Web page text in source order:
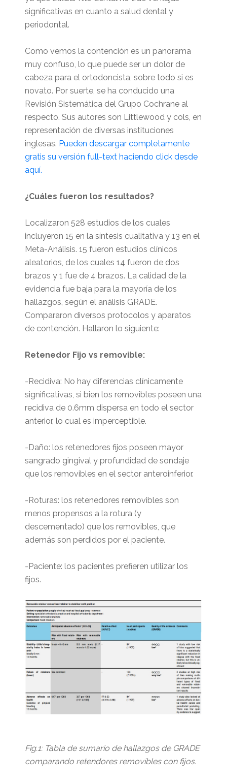
significativas en cuanto a salud dental y
periodontal.
Como vemos la contención es un panorama
muy confuso, lo que puede ser un dolor de
cabeza para el ortodoncista, sobre todo si es
novato. Por suerte, se ha conducido una
Revisión Sistemática del Grupo Cochrane al
respecto. Sus autores son Littlewood y cols, en
representación de diversas instituciones
inglesas. Pueden descargar completamente
gratis su versión full-text haciendo click desde
aquí.
¿Cuáles fueron los resultados?
Localizaron 528 estudios de los cuales
incluyeron 15 en la síntesis cualitativa y 13 en el
Meta-Análisis. 15 fueron estudios clínicos
aleatorios, de los cuales 14 fueron de dos
brazos y 1 fue de 4 brazos. La calidad de la
evidencia fue baja para la mayoría de los
hallazgos, según el análisis GRADE.
Compararon diversos protocolos y aparatos
de contención. Hallaron lo siguiente:
Retenedor Fijo vs removible:
-Recidiva: No hay diferencias clínicamente
significativas, si bien los removibles poseen una
recidiva de 0.6mm dispersa en todo el sector
anterior, lo cual es imperceptible.
-Daño: los retenedores fijos poseen mayor
sangrado gingival y profundidad de sondaje
que los removibles en el sector anteroinferior.
-Roturas: los retenedores removibles son
menos propensos a la rotura (y
descementado) que los removibles, que
además son perdidos por el paciente.
-Paciente: los pacientes prefieren utilizar los
fijos.
Fig.1: Tabla de sumario de hallazgos de GRADE
comparando retendores removibles con fijos.